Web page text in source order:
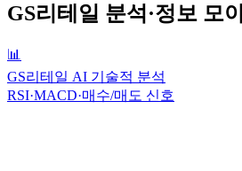
GS리테일 분석·정보 모
📊
GS리테일 AI 기술적 분석
RSI·MACD·매수/매도 신호